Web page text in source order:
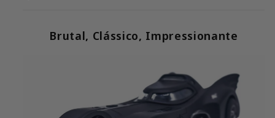
Brutal, Clássico, Impressionante